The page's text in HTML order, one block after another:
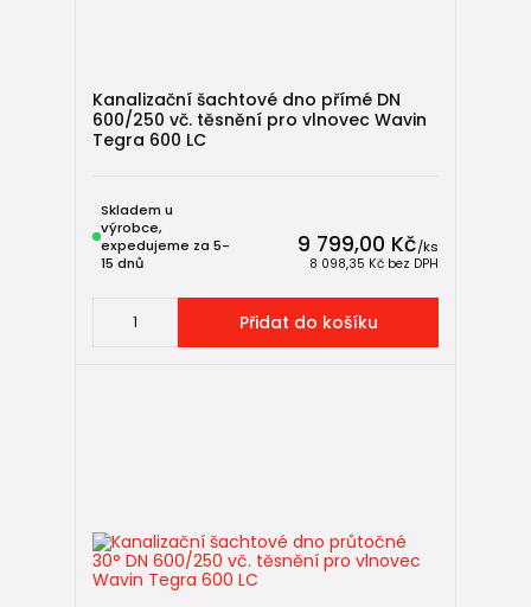
Kanalizační šachtové dno přímé DN
600/250 vč. těsnění pro vlnovec Wavin
Tegra 600 LC
9 799,00 Kč/ks
8 098,35 Kč bez DPH
Skladem u
výrobce,
expedujeme za 5-
15 dnů
Přidat do košíku